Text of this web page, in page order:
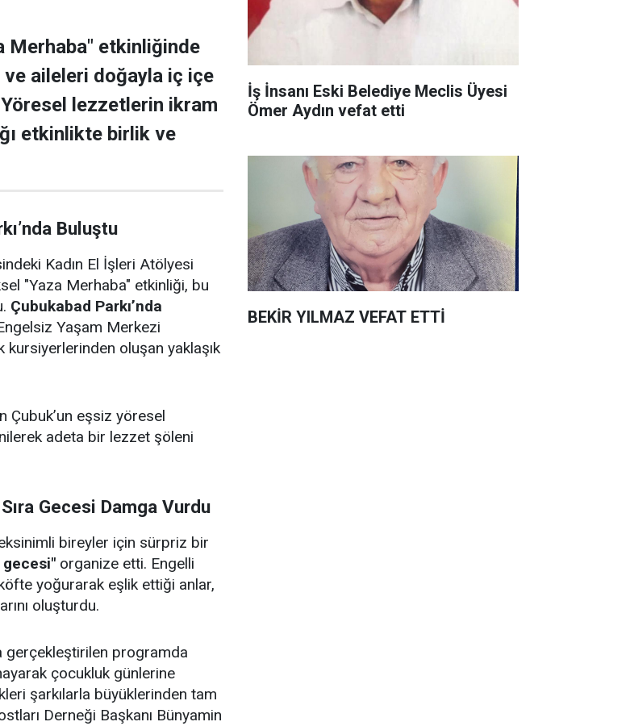
Merhaba" etkinliğinde
aileleri doğayla iç içe
lezzetlerin ikram
etkinlikte birlik ve
Buluştu
Kadın El İşleri Atölyesi
"Yaza Merhaba" etkinliği, bu
Çubukabad Parkı’nda
Yaşam Merkezi
oluşan yaklaşık
Çubuk’un eşsiz yöresel
adeta bir lezzet şöleni
Gecesi Damga Vurdu
bireyler için sürpriz bir
gecesi" organize etti. Engelli
yoğurarak eşlik ettiği anlar,
oluşturdu.
gerçekleştirilen programda
çocukluk günlerine
şarkılarla büyüklerinden tam
Derneği Başkanı Bünyamin
İş İnsanı Eski Belediye Meclis Üyesi
Ömer Aydın vefat etti
BEKİR YILMAZ VEFAT ETTİ